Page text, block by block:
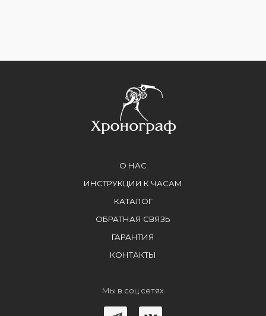
О НАС
ИНСТРУКЦИИ К ЧАСАМ
КАТАЛОГ
ОБРАТНАЯ СВЯЗЬ
ГАРАНТИЯ
КОНТАКТЫ
Мы в соц сетях